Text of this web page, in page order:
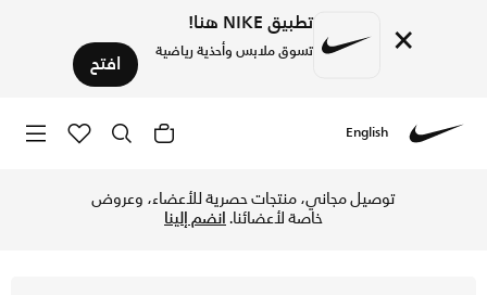
× تطبيق NIKE هنا!
تسوق ملابس وأحذية رياضية افتح
English
توصيل مجاني، منتجات حصرية للأعضاء، وعروض
خاصة لأعضائنا.انضم إلينا